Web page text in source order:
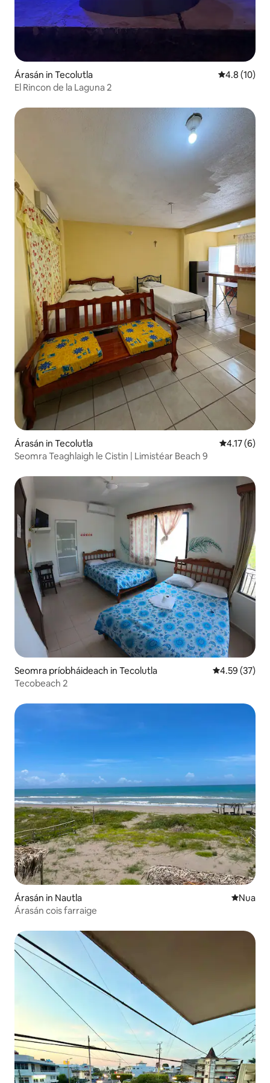
Árasán in Tecolutla Meánrátáil
4.8 (10)
El Rincon de la Laguna 2
Árasán in Tecolutla Meánrátáil
4.17 (6)
Seomra Teaghlaigh le Cistin | Limistéar Beach 9
Seomra príobháideach in Tecolutla Meánrátáil
4.59 (37)
Tecobeach 2
Árasán in Nautla Áit nua
Nua
Árasán cois farraige